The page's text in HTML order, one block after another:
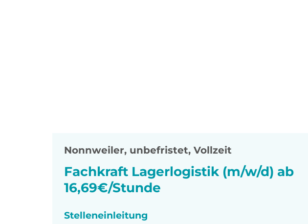
Nonnweiler, unbefristet, Vollzeit
Fachkraft Lagerlogistik (m/w/d) ab
16,69€/Stunde
Stelleneinleitung